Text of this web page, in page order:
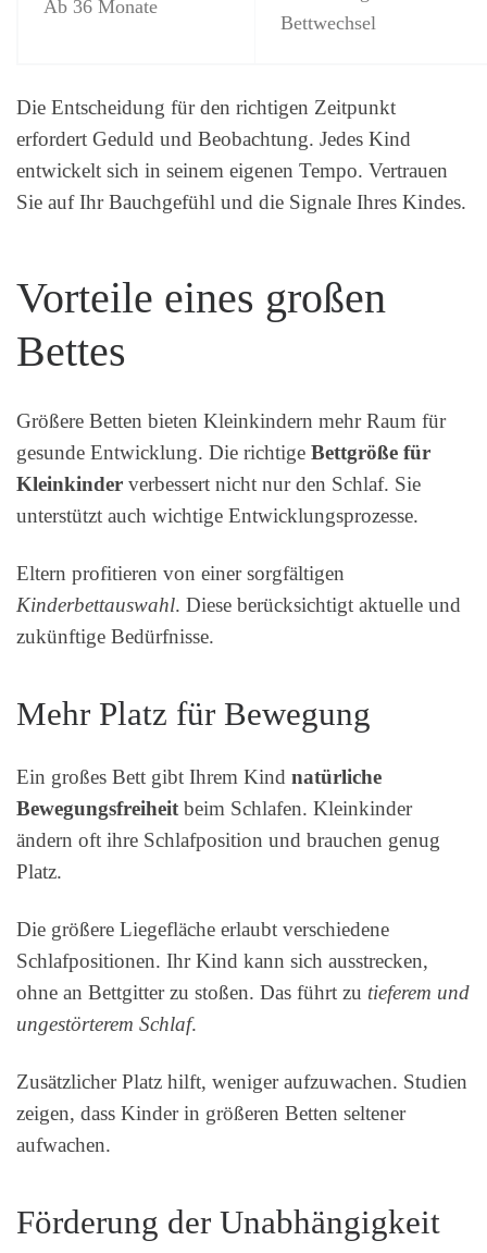
Ab 36 Monate
Bettwechsel
Die Entscheidung für den richtigen Zeitpunkt
erfordert Geduld und Beobachtung. Jedes Kind
entwickelt sich in seinem eigenen Tempo. Vertrauen
Sie auf Ihr Bauchgefühl und die Signale Ihres Kindes.
Vorteile eines großen
Bettes
Größere Betten bieten Kleinkindern mehr Raum für
gesunde Entwicklung. Die richtige Bettgröße für
Kleinkinder verbessert nicht nur den Schlaf. Sie
unterstützt auch wichtige Entwicklungsprozesse.
Eltern profitieren von einer sorgfältigen
Kinderbettauswahl. Diese berücksichtigt aktuelle und
zukünftige Bedürfnisse.
Mehr Platz für Bewegung
Ein großes Bett gibt Ihrem Kind natürliche
Bewegungsfreiheit beim Schlafen. Kleinkinder
ändern oft ihre Schlafposition und brauchen genug
Platz.
Die größere Liegefläche erlaubt verschiedene
Schlafpositionen. Ihr Kind kann sich ausstrecken,
ohne an Bettgitter zu stoßen. Das führt zu tieferem und
ungestörterem Schlaf.
Zusätzlicher Platz hilft, weniger aufzuwachen. Studien
zeigen, dass Kinder in größeren Betten seltener
aufwachen.
Förderung der Unabhängigkeit